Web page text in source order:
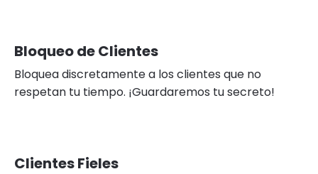
Bloqueo de Clientes
Bloquea discretamente a los clientes que no
respetan tu tiempo. ¡Guardaremos tu secreto!
Clientes Fieles